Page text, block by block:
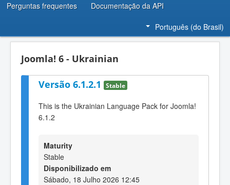
Perguntas frequentes Documentação da API
Português (do Brasil)
Joomla! 6 - Ukrainian
Versão 6.1.2.1 Stable
This is the Ukrainian Language Pack for Joomla!
6.1.2
Maturity
Stable
Disponibilizado em
Sábado, 18 Julho 2026 12:45